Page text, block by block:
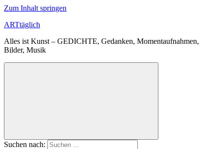
Zum Inhalt springen
ARTtäglich
Alles ist Kunst – GEDICHTE, Gedanken, Momentaufnahmen,
Bilder, Musik
Suchen nach: